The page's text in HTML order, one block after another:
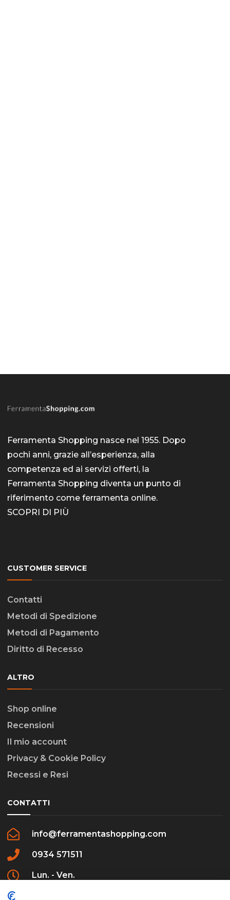
Ferramenta Shopping nasce nel 1955. Dopo
pochi anni, grazie all’esperienza, alla
competenza ed ai servizi offerti, la
Ferramenta Shopping diventa un punto di
riferimento come ferramenta online.
SCOPRI DI PIÙ
CUSTOMER SERVICE
Contatti
Metodi di Spedizione
Metodi di Pagamento
Diritto di Recesso
ALTRO
Shop online
Recensioni
Il mio account
Privacy & Cookie Policy
Recessi e Resi
CONTATTI
info@ferramentashopping.com
0934 571511
Lun. - Ven.